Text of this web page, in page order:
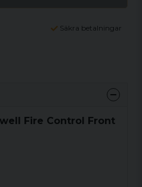
Säkra betalningar
Fire Control Front